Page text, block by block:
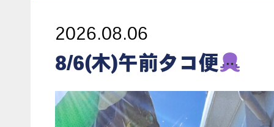
2026.08.06
8/6(木)午前タコ便